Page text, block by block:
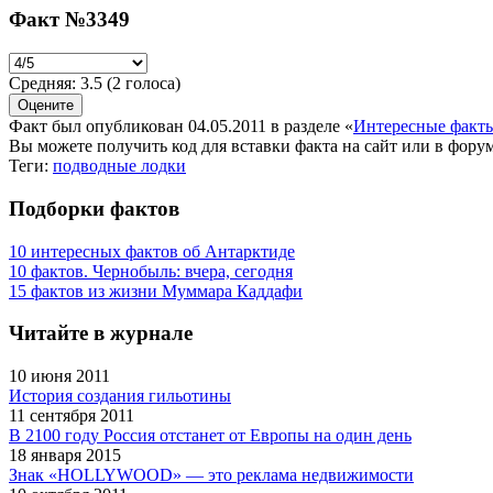
Факт №3349
Средняя: 3.5 (2 голоса)
Факт был опубликован 04.05.2011 в разделе «Интересные
Вы можете получить код для вставки факта на сайт или в
Теги: подводные лодки
Подборки фактов
10 интересных фактов об Антарктиде
10 фактов. Чернобыль: вчера, сегодня
15 фактов из жизни Муммара Каддафи
Читайте в журнале
10 июня 2011
История создания гильотины
11 сентября 2011
В 2100 году Россия отстанет от Европы на один день
18 января 2015
Знак «HOLLYWOOD» — это реклама недвижимости